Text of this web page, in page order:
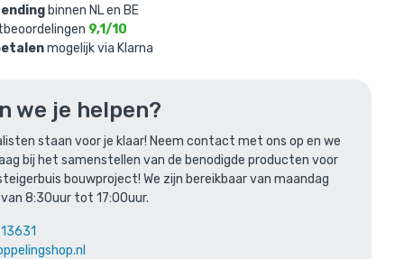
binnen NL en BE
9,1/10
mogelijk via Klarna
we je helpen?
staan voor je klaar! Neem contact met ons op en we
bij het samenstellen van de benodigde producten voor
bouwproject! We zijn bereikbaar van maandag
8:30uur tot 17:00uur.
stuks)